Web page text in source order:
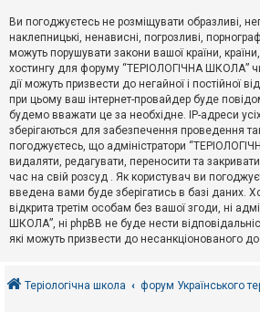
д
й
А
к
т
и
в
н
т
е
м
и
о
Ви погоджуєтесь не розміщувати образливі,
наклепницькі, ненависні, погрозливі,
можуть порушувати закони вашої країни,
хостингу для форуму “ТЕРІОЛОГІЧНА ШКОЛА”
дії можуть призвести до негайної і постійної
при цьому ваш інтернет-провайдер буде
будемо вважати це за необхідне. IP-адреси
зберігаються для забезпечення проведення
погоджуєтесь, що адміністратори
видаляти, редагувати, переносити та
час на свій розсуд . Як користувач ви
введена вами буде зберігатись в базі даних.
відкрита третім особам без вашої згоди, ні
ШКОЛА”, ні phpBB не буде нести
які можуть призвести до несанкціонованого
Теріологічна школа форум Українського